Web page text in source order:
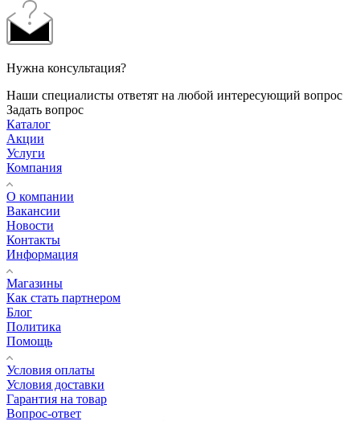
Нужна консультация?
Наши специалисты ответят на любой интересующий вопрос
Задать вопрос
Каталог
Акции
Услуги
Компания
О компании
Вакансии
Новости
Контакты
Информация
Магазины
Как стать партнером
Блог
Политика
Помощь
Условия оплаты
Условия доставки
Гарантия на товар
Вопрос-ответ